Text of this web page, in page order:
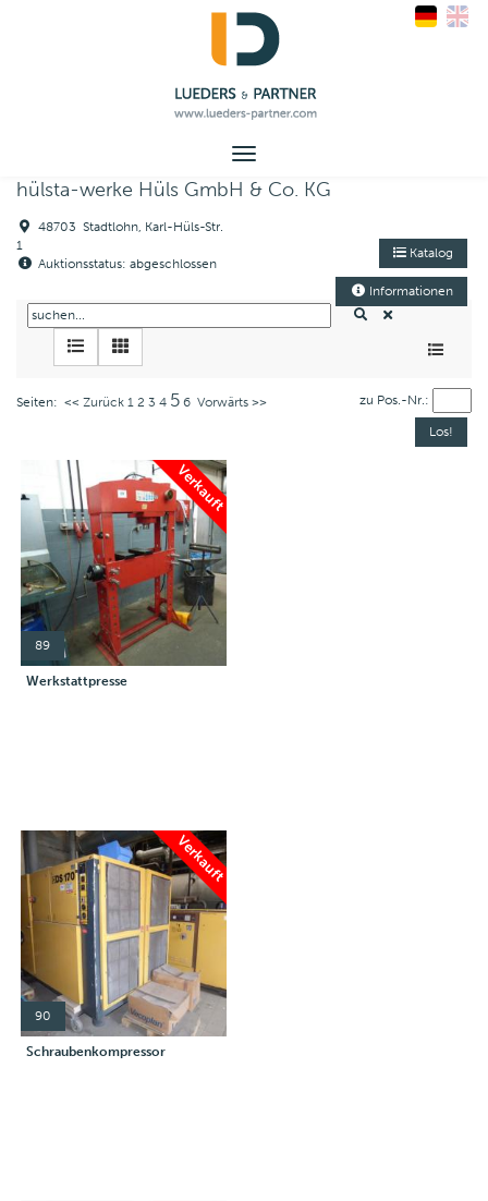
Toggle
hülsta-werke Hüls GmbH & Co. KG
48703 Stadtlohn, Karl-Hüls-Str.
1
Auktionsstatus: abgeschlossen
Katalog
Informationen
Seiten: << Zurück 1 2 3 4 5 6 Vorwärts >> zu Pos.-Nr.:
Verkauft
89
Werkstattpresse
Verkauft
90
Schraubenkompressor